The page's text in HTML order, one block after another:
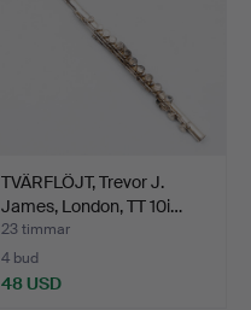
TVÄRFLÖJT, Trevor J.
James, London, TT 10i…
23 timmar
4 bud
48 USD